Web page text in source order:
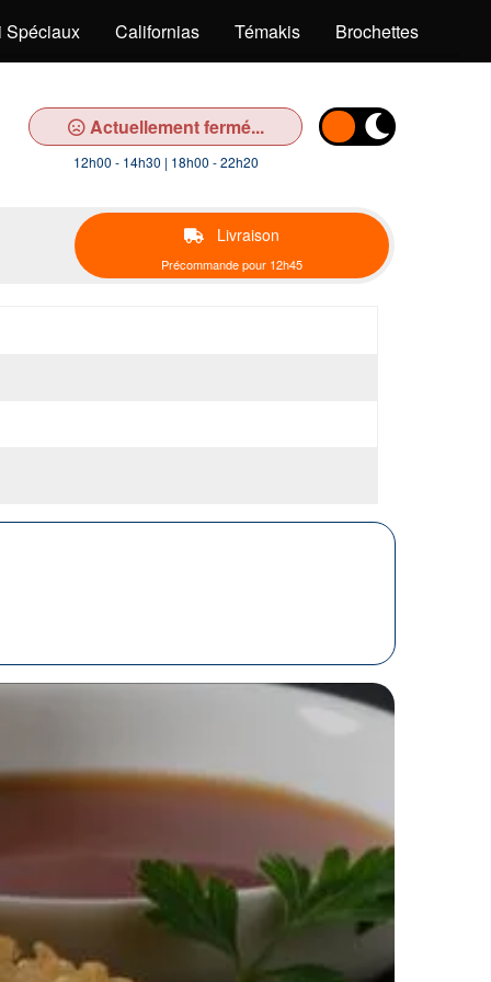
Spéciaux Californias Témakis Brochettes
Actuellement fermé...
12h00 - 14h30 | 18h00 - 22h20
Livraison
Précommande pour 12h45